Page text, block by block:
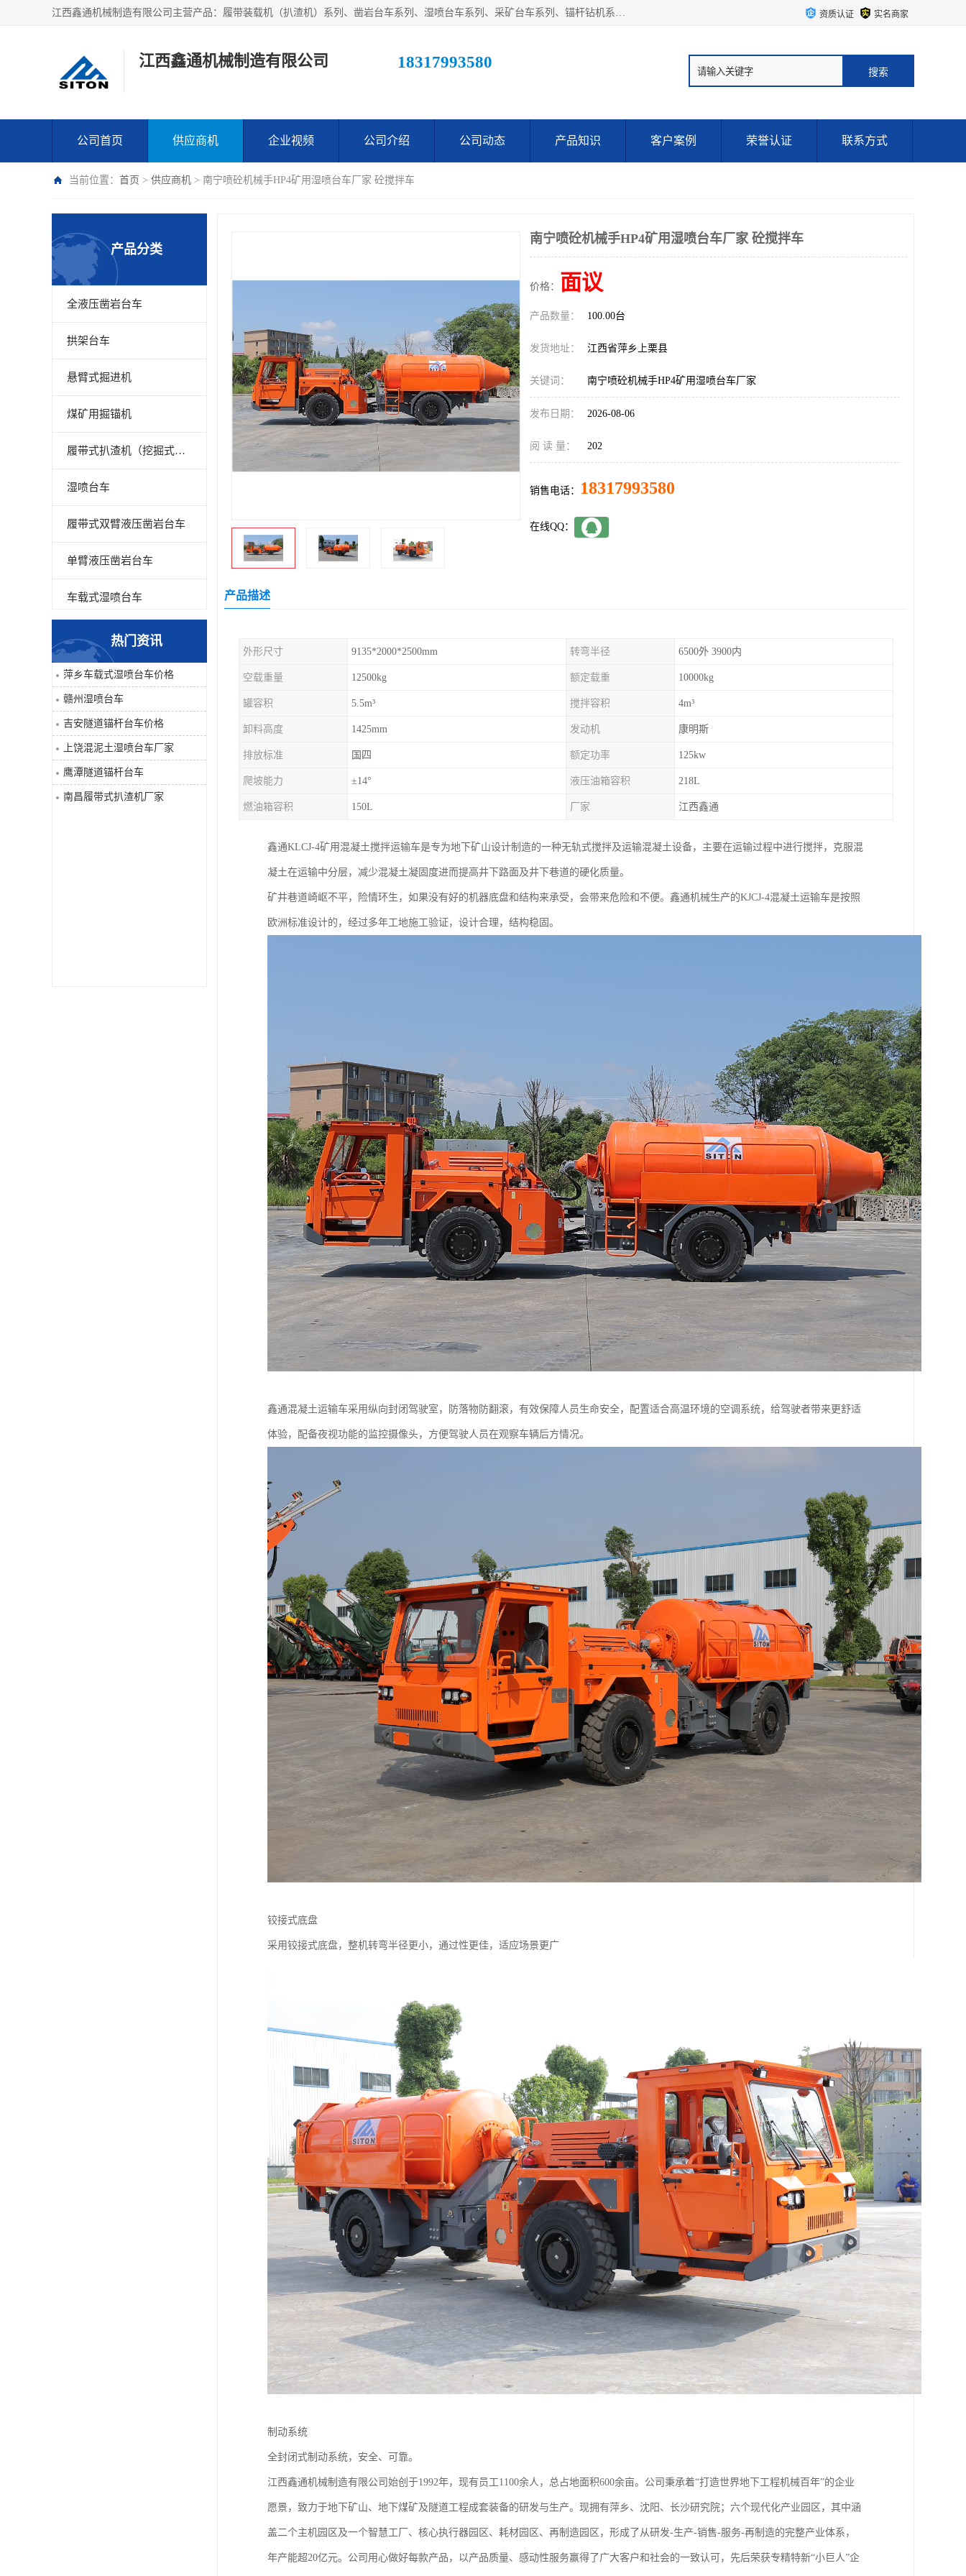
江西鑫通机械制造有限公司主营产品：履带装载机（扒渣机）系列、凿岩台车系列、湿喷台车系列、采矿台车系列、锚杆钻机系列、梭式矿车系列、电机车系列、砼搅拌运输车系列及后配套系列。公司在不断提升自身技术研发能力的同时引进德国、瑞典等国外先进技术和工艺，广泛征询用户意见，扬长避短，日趋完善和成熟，赢得了广大用户的青睐。 资质认证 实名商家
江西鑫通机械制造有限公司 18317993580
公司首页 供应商机 企业视频 公司介绍 公司动态 产品知识 客户案例 荣誉认证 联系方式
当前位置： 首页 > 供应商机 > 南宁喷砼机械手HP4矿用湿喷台车厂家 砼搅拌车
产品分类
全液压凿岩台车
拱架台车
悬臂式掘进机
煤矿用掘锚机
履带式扒渣机（挖掘式装载机）
湿喷台车
履带式双臂液压凿岩台车
单臂液压凿岩台车
车载式湿喷台车
多臂凿岩台车
单臂凿岩台车系列
大坡度用履带扒渣机≤32度
隧道锚杆台车
混泥土湿喷台车
热门资讯
萍乡车载式湿喷台车价格
赣州湿喷台车
吉安隧道锚杆台车价格
上饶混泥土湿喷台车厂家
鹰潭隧道锚杆台车
南昌履带式扒渣机厂家
南宁喷砼机械手HP4矿用湿喷台车厂家 砼搅拌车
价格： 面议
产品数量： 100.00台
发货地址： 江西省萍乡上栗县
关键词： 南宁喷砼机械手HP4矿用湿喷台车厂家
发布日期： 2026-08-06
阅 读 量： 202
销售电话： 18317993580
在线QQ：
产品描述
外形尺寸 9135*2000*2500mm 转弯半径 6500外 3900内
空载重量 12500kg 额定载重 10000kg
罐容积 5.5m³ 搅拌容积 4m³
卸料高度 1425mm 发动机 康明斯
排放标准 国四 额定功率 125kw
爬坡能力 ±14° 液压油箱容积 218L
燃油箱容积 150L 厂家 江西鑫通
鑫通KLCJ-4矿用混凝土搅拌运输车是专为地下矿山设计制造的一种无轨式搅拌及运输混凝土设备，主要在运输过程中进行搅拌，克服混
凝土在运输中分层，减少混凝土凝固度进而提高井下路面及井下巷道的硬化质量。
矿井巷道崎岖不平，险情环生，如果没有好的机器底盘和结构来承受，会带来危险和不便。鑫通机械生产的KJCJ-4混凝土运输车是按照
欧洲标准设计的，经过多年工地施工验证，设计合理，结构稳固。
鑫通混凝土运输车采用纵向封闭驾驶室，防落物防翻滚，有效保障人员生命安全，配置适合高温环境的空调系统，给驾驶者带来更舒适
体验，配备夜视功能的监控摄像头，方便驾驶人员在观察车辆后方情况。
铰接式底盘
采用铰接式底盘，整机转弯半径更小，通过性更佳，适应场景更广
制动系统
全封闭式制动系统，安全、可靠。
江西鑫通机械制造有限公司始创于1992年，现有员工1100余人，总占地面积600余亩。公司秉承着“打造世界地下工程机械百年”的企业
愿景，致力于地下矿山、地下煤矿及隧道工程成套装备的研发与生产。现拥有萍乡、沈阳、长沙研究院；六个现代化产业园区，其中涵
盖二个主机园区及一个智慧工厂、核心执行器园区、耗材园区、再制造园区，形成了从研发-生产-销售-服务-再制造的完整产业体系，
年产能超20亿元。公司用心做好每款产品，以产品质量、感动性服务赢得了广大客户和社会的一致认可，先后荣获专精特新“小巨人”企